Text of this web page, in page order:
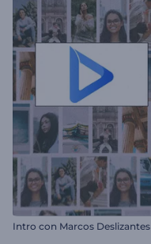
Intro con Marcos Deslizantes